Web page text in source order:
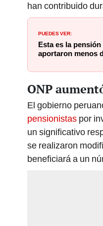
han contribuido
PUEDES VER:
Esta es la
aportaron menos
ONP
El gobierno
pensionistas por
un significativo
se realizaron
beneficiará a un